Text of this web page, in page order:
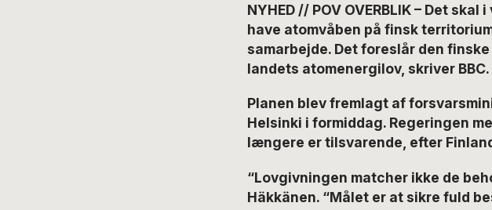
NYHED // POV OVERBLIK – Det
have atomvåben på finsk
samarbejde. Det foreslår den
landets atomenergilov, skriver BBC.
Planen blev fremlagt af
Helsinki i formiddag. Regeringen
længere er tilsvarende, efter
“Lovgivningen matcher ikke de
Häkkänen. “Målet er at sikre fuld